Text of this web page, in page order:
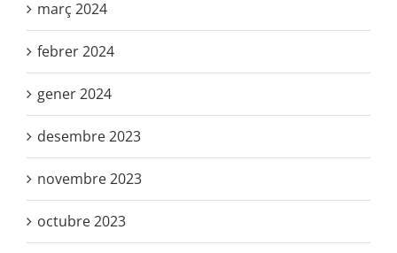
març 2024
febrer 2024
gener 2024
desembre 2023
novembre 2023
octubre 2023